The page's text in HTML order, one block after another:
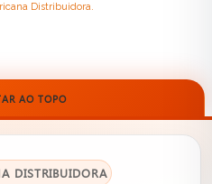
Distribuidora.
AO TOPO
DISTRIBUIDORA